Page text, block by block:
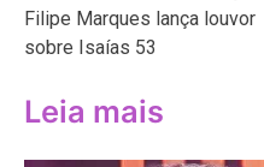
Post
Filipe Marques lança louvor
sobre Isaías 53
Leia mais